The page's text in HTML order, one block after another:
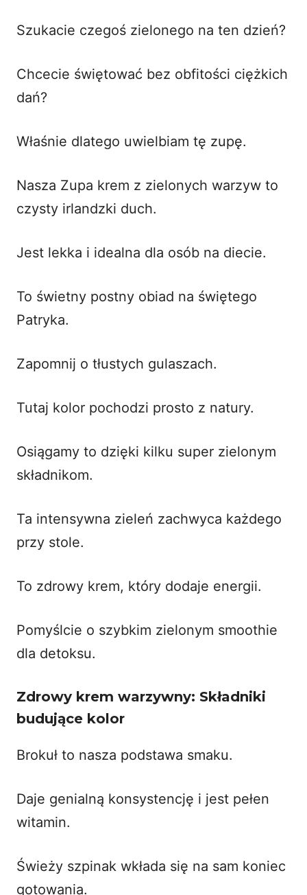
Szukacie czegoś zielonego na ten dzień?
Chcecie świętować bez obfitości ciężkich
dań?
Właśnie dlatego uwielbiam tę zupę.
Nasza Zupa krem z zielonych warzyw to
czysty irlandzki duch.
Jest lekka i idealna dla osób na diecie.
To świetny postny obiad na świętego
Patryka.
Zapomnij o tłustych gulaszach.
Tutaj kolor pochodzi prosto z natury.
Osiągamy to dzięki kilku super zielonym
składnikom.
Ta intensywna zieleń zachwyca każdego
przy stole.
To zdrowy krem, który dodaje energii.
Pomyślcie o szybkim zielonym smoothie
dla detoksu.
Zdrowy krem warzywny: Składniki
budujące kolor
Brokuł to nasza podstawa smaku.
Daje genialną konsystencję i jest pełen
witamin.
Świeży szpinak wkłada się na sam koniec
gotowania.